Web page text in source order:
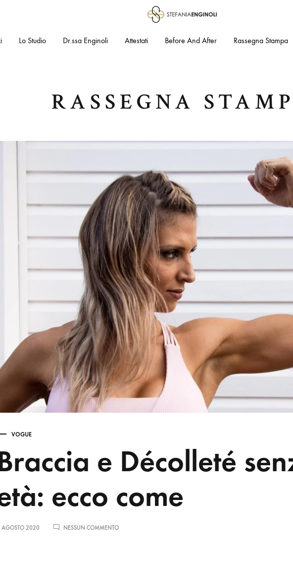
Stefania
Medicina
Lo Studio Dr.ssa Enginoli Attestati Before And After Rassegna Stampa
RASSEGNA
VOGUE
e Décolleté
ecco come
AGOSTO 2020 NESSUN COMMENTO